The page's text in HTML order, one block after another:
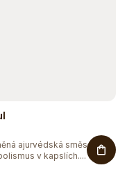
ajurvédská směs pro
v kapslích....